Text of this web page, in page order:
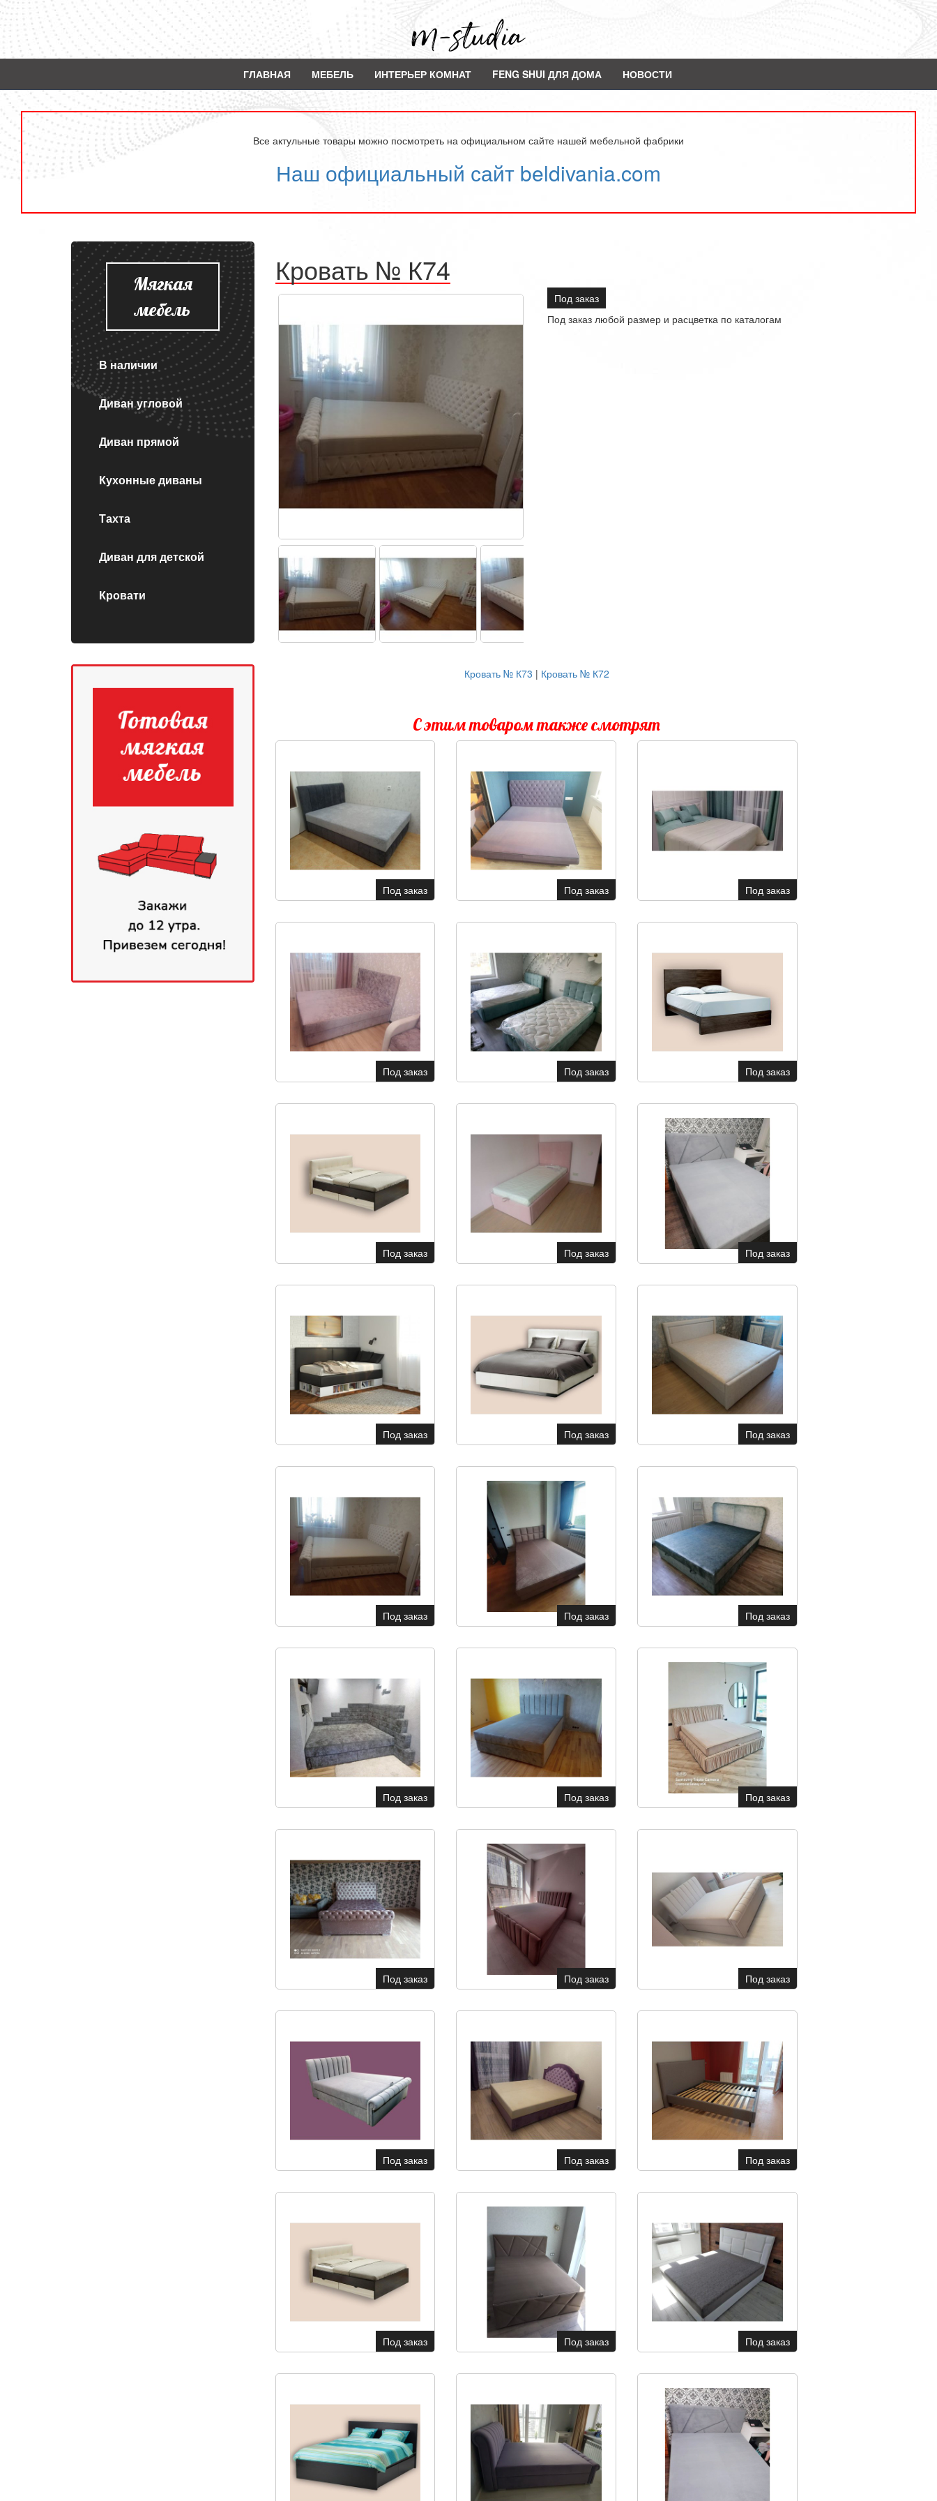
ГЛАВНАЯ МЕБЕЛЬ ИНТЕРЬЕР КОМНАТ FENG SHUI ДЛЯ ДОМА НОВОСТИ
Все актульные товары можно посмотреть на официальном сайте нашей мебельной фабрики
Наш официальный сайт beldivania.com
Мягкая
мебель
В наличии
Диван угловой
Диван прямой
Кухонные диваны
Тахта
Диван для детской
Кровати
Кровать № К74
Под заказ
Под заказ любой размер и расцветка по каталогам
Кровать № К73 | Кровать № К72
С этим товаром также смотрят
Под заказ Под заказ Под заказ
Под заказ Под заказ Под заказ
Под заказ Под заказ Под заказ
Под заказ Под заказ Под заказ
Под заказ Под заказ Под заказ
Под заказ Под заказ Под заказ
Под заказ Под заказ Под заказ
Под заказ Под заказ Под заказ
Под заказ Под заказ Под заказ